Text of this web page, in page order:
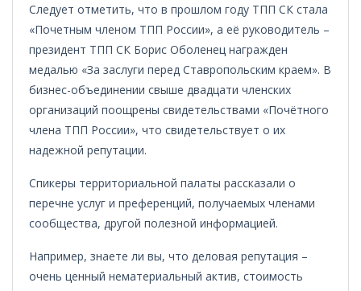
Следует отметить, что в прошлом году ТПП СК стала
«Почетным членом ТПП России», а её руководитель –
президент ТПП СК Борис Оболенец награжден
медалью «За заслуги перед Ставропольским краем». В
бизнес-объединении свыше двадцати членских
организаций поощрены свидетельствами «Почётного
члена ТПП России», что свидетельствует о их
надежной репутации.
Спикеры территориальной палаты рассказали о
перечне услуг и преференций, получаемых членами
сообщества, другой полезной информацией.
Например, знаете ли вы, что деловая репутация –
очень ценный нематериальный актив, стоимость